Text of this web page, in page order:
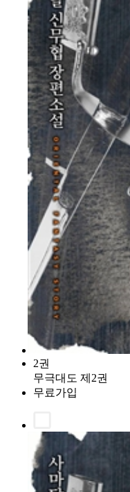
2권
무극대도 제2권
무료가입